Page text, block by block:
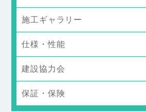
施工ギャラリー
仕様・性能
建設協力会
保証・保険